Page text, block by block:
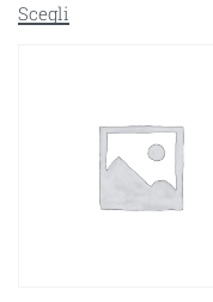
Scegli